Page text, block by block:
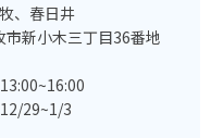
、春日井
新小木三丁目36番地
29~1/3